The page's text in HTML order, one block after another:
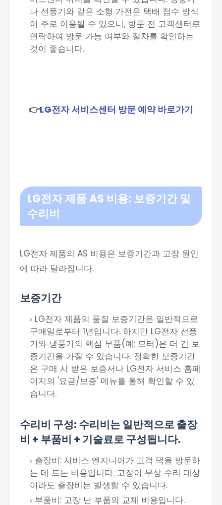
나 선풍기와 같은 소형 가전은 택배 접수 방식
이 주로 이용될 수 있으니, 방문 전 고객센터로
연락하여 방문 가능 여부와 절차를 확인하는
것이 좋습니다.
👉LG전자 서비스센터 방문 예약 바로가기
LG전자 제품 AS 비용: 보증기간 및
수리비
LG전자 제품의 AS 비용은 보증기간과 고장 원인
에 따라 달라집니다.
보증기간
LG전자 제품의 품질 보증기간은 일반적으로
구매일로부터 1년입니다. 하지만 LG전자 선풍
기와 냉풍기의 핵심 부품(예: 모터)은 더 긴 보
증기간을 가질 수 있습니다. 정확한 보증기간
은 구매 시 받은 보증서나 LG전자 서비스 홈페
이지의 '요금/보증' 메뉴를 통해 확인할 수 있
습니다.
수리비 구성: 수리비는 일반적으로 출장
비 + 부품비 + 기술료로 구성됩니다.
출장비: 서비스 엔지니어가 고객 댁을 방문하
는 데 드는 비용입니다. 고장이 무상 수리 대상
이라도 출장비는 발생할 수 있습니다.
부품비: 고장 난 부품의 교체 비용입니다.